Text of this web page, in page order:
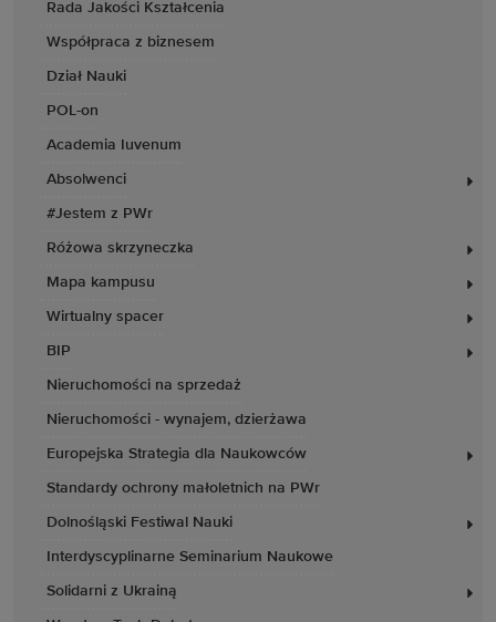
Rada Jakości Kształcenia
Współpraca z biznesem
Dział Nauki
POL-on
Academia Iuvenum
Absolwenci
#Jestem z PWr
Różowa skrzyneczka
Mapa kampusu
Wirtualny spacer
BIP
Nieruchomości na sprzedaż
Nieruchomości - wynajem, dzierżawa
Europejska Strategia dla Naukowców
Standardy ochrony małoletnich na PWr
Dolnośląski Festiwal Nauki
Interdyscyplinarne Seminarium Naukowe
Solidarni z Ukrainą